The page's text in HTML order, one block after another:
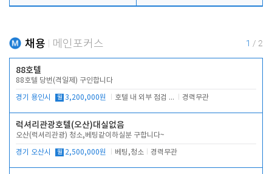
채용 메인포커스 1 / 2
88호텔
88호텔 당번(격일제) 구인합니다
경기 용인시 월 3,200,000원 호텔 내 외부 점검 및 프런트 운영 경력무관
럭셔리관광호텔(오산)대실없음
오산(럭셔리관광) 청소,베팅같이하실분 구합니다~
경기 오산시 월 2,500,000원 베팅,청소 경력무관